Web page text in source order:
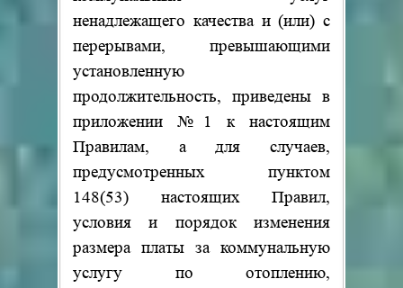
ненадлежащего качества и (или) с
перерывами, превышающими
установленную
продолжительность, приведены в
приложении №1 к настоящим
Правилам, а для случаев,
предусмотренных пунктом
148(53) настоящих Правил,
условия и порядок изменения
размера платы за коммунальную
услугу по отоплению,